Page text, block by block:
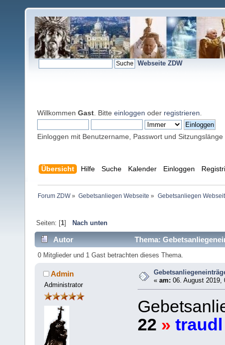
Webseite ZDW
Willkommen Gast . Bitte einloggen oder registrieren
Einloggen mit Benutzername, Passwort und Sitzungslänge
Übersicht Hilfe Suche Kalender Einloggen
Forum ZDW» Gebetsanliegen Webseite » Gebetsanliegen
Seiten: [1] Nach unten
Autor Thema:
0 Mitglieder und 1 Gast betrachten dieses Thema.
Admin
Administrator
«am: 06. August 2019,
22 » traudl